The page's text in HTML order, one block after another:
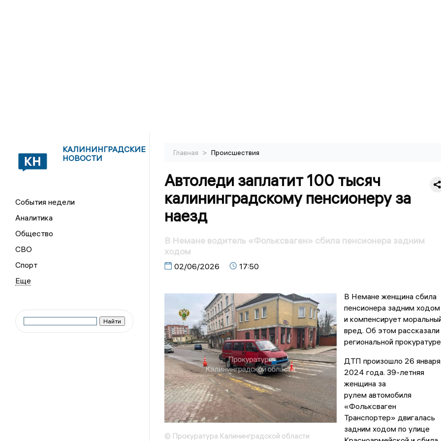
КАЛИНИНГРАДСКИЕ
НОВОСТИ
События недели
Аналитика
Общество
СВО
Спорт
Главная > Происшествия
Автоледи заплатит 100 тысяч
калининградскому пенсионеру за
наезд
В Немане водитель «Фольксваген» сбила пенсионера задним
ходом
02/06/2026 17:50
© Прокуратура Калининградской области
В Немане женщина сбила
пенсионера задним ходом
и компенсирует
вред. Об этом рассказали
региональной
ДТП произошло 26 января
2024 года. 39-летняя
женщина за
рулем автомобиля
«Фольксваген
Транспортер» двигалась
задним ходом по улице